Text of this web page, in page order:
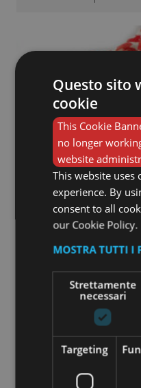
Scialle Stampato Pied De
160,00€
Leggi tutto
Questo sito
cookie
This Cookie
no longer
website
This website
experience. By
consent to all
our Cookie Policy.
MOSTRA TUTTI I
Strettamente
necessari
Targeting